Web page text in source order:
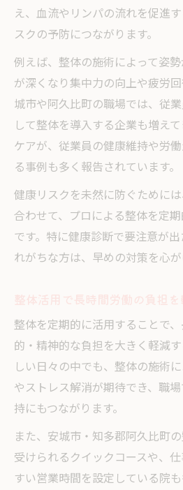
え、血流やリンパの流れを促進
スクの予防につながります。
例えば、整体の施術によって姿
が深くなり集中力の向上や疲労
城市や阿久比町の職場では、従
して整体を導入する企業も増え
ケアが、従業員の健康維持や労
る事例も多く報告されています。
健康リスクを未然に防ぐために
合わせて、プロによる整体を定
です。特に健康診断で要注意が
れがちな方は、早めの対策を心が
整体を定期的に活用することで
的・精神的な負担を大きく軽減
しい日々の中でも、整体の施術
やストレス解消が期待でき、職
持にもつながります。
また、安城市・知多郡阿久比町
受けられるクイックコースや、
すい営業時間を設定している院